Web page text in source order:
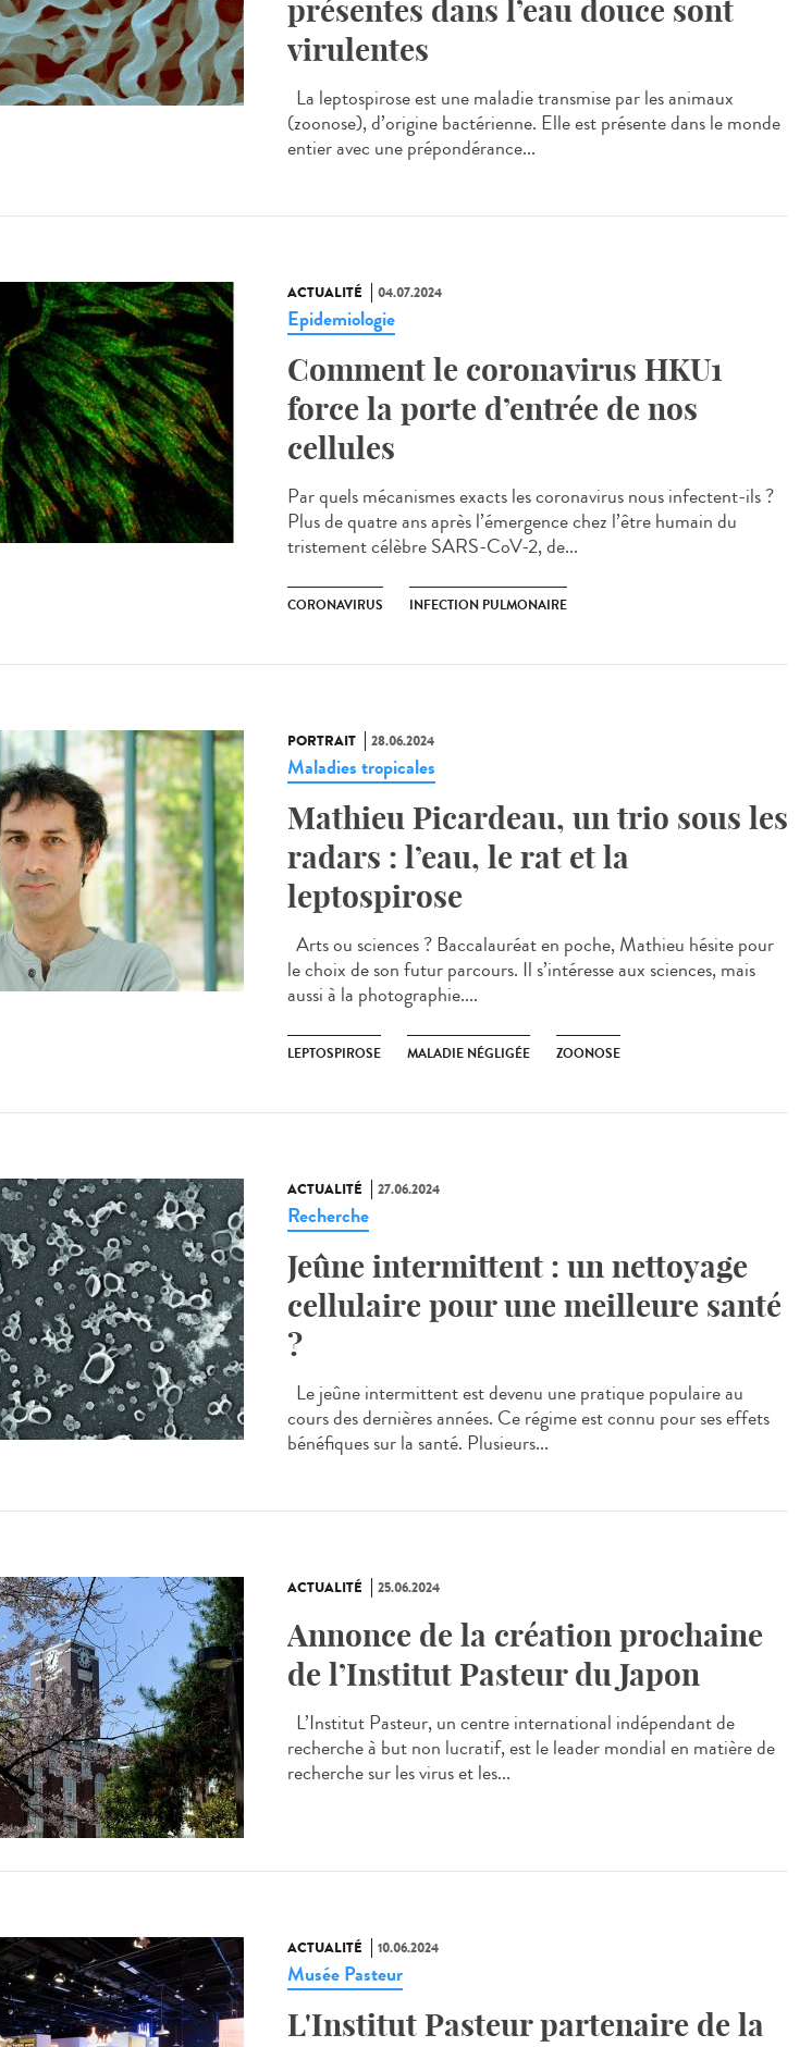
présentes dans l’eau douce sont
virulentes
La leptospirose est une maladie transmise par les animaux
(zoonose), d’origine bactérienne. Elle est présente dans le monde
entier avec une prépondérance...
ACTUALITÉ 04.07.2024
Epidemiologie
Comment le coronavirus HKU1
force la porte d’entrée de nos
cellules
Par quels mécanismes exacts les coronavirus nous infectent-ils ?
Plus de quatre ans après l’émergence chez l’être humain du
tristement célèbre SARS-CoV-2, de...
CORONAVIRUS INFECTION PULMONAIRE
PORTRAIT 28.06.2024
Maladies tropicales
Mathieu Picardeau, un trio sous les
radars : l’eau, le rat et la
leptospirose
Arts ou sciences ? Baccalauréat en poche, Mathieu hésite pour
le choix de son futur parcours. Il s’intéresse aux sciences, mais
aussi à la photographie....
LEPTOSPIROSE MALADIE NÉGLIGÉE ZOONOSE
ACTUALITÉ 27.06.2024
Recherche
Jeûne intermittent : un nettoyage
cellulaire pour une meilleure santé
?
Le jeûne intermittent est devenu une pratique populaire au
cours des dernières années. Ce régime est connu pour ses effets
bénéfiques sur la santé. Plusieurs...
ACTUALITÉ 25.06.2024
Annonce de la création prochaine
de l’Institut Pasteur du Japon
L’Institut Pasteur, un centre international indépendant de
recherche à but non lucratif, est le leader mondial en matière de
recherche sur les virus et les...
ACTUALITÉ 10.06.2024
Musée Pasteur
L'Institut Pasteur partenaire de la